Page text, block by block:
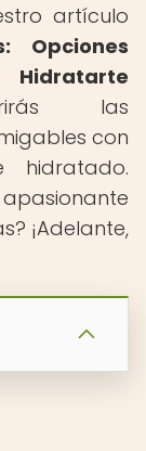
artículo
Opciones
las
con
hidratado.
¡Adelante,